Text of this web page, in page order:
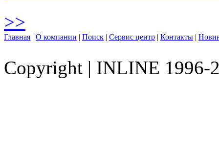
>>
Главная | О компании | Поиск | Сервис центр | Контакты |
Copyright | INLINE 1996-